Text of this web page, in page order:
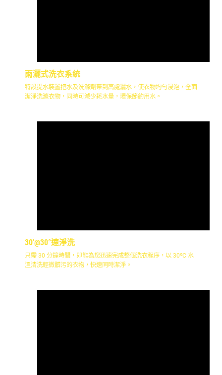
雨灑式洗衣系統
特設提水裝置把水及洗滌劑帶到高處灑水，使衣物均勻浸泡，全面
潔淨洗滌衣物，同時可減少耗水量，環保節約用水。
30'@30°速淨洗
只需 30 分鐘時間，即能為您迅速完成整個洗衣程序，以 30ºC 水
溫清洗輕微髒污的衣物，快速同時潔淨。